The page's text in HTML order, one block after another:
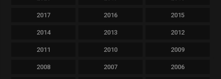
2017 2016 2015
2014 2013 2012
2011 2010 2009
2008 2007 2006